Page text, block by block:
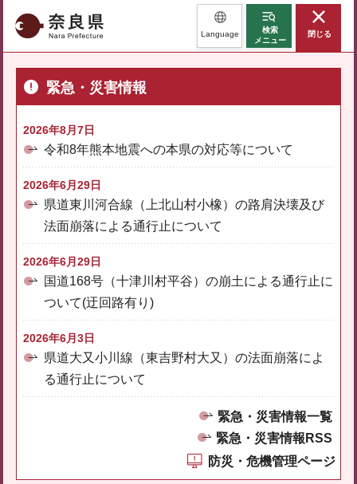
奈良県 Language
検索
メニュー
閉じる
緊急・災害情報
2026年8月7日
令和8年熊本地震への本県の対応等について
2026年6月29日
県道東川河合線（上北山村小橡）の路肩決壊及び
法面崩落による通行止について
2026年6月29日
国道168号（十津川村平谷）の崩土による通行止に
ついて(迂回路有り)
2026年6月3日
県道大又小川線（東吉野村大又）の法面崩落によ
る通行止について
緊急・災害情報一覧
緊急・災害情報RSS
防災・危機管理ページ